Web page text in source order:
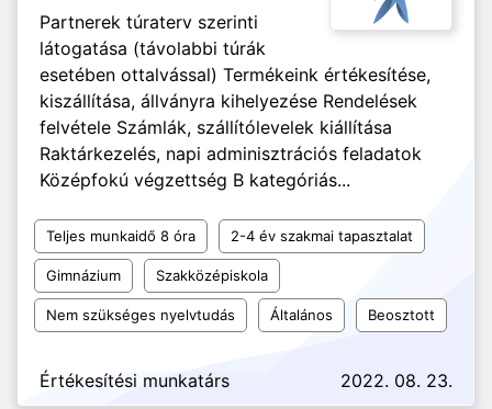
Partnerek túraterv szerinti
látogatása (távolabbi túrák
esetében ottalvással) Termékeink értékesítése,
kiszállítása, állványra kihelyezése Rendelések
felvétele Számlák, szállítólevelek kiállítása
Raktárkezelés, napi adminisztrációs feladatok
Középfokú végzettség B kategóriás...
Teljes munkaidő 8 óra 2-4 év szakmai tapasztalat
Gimnázium Szakközépiskola
Nem szükséges nyelvtudás Általános Beosztott
Értékesítési munkatárs 2022. 08. 23.